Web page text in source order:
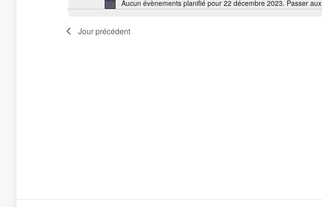
Notice
Aucun évènements planifié pour 22 décembre 2023. Passer aux
Jour précédent